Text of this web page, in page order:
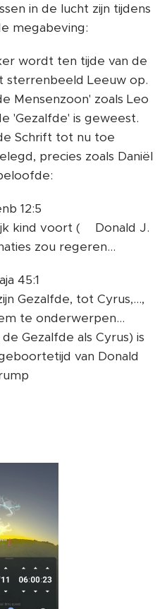
in de lucht zijn tijdens
megabeving:
wordt ten tijde van de
sterrenbeeld Leeuw op.
Mensenzoon' zoals Leo
'Gezalfde' is geweest.
Schrift tot nu toe
precies zoals Daniël
12:5
kind voort (👉Donald J.
zou regeren...
45:1
Gezalfde, tot Cyrus,...,
te onderwerpen...
Gezalfde als Cyrus) is
van Donald